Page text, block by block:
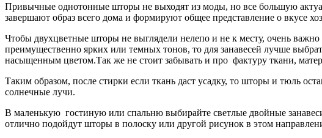
Привычные однотонные шторы не выходят из моды, но все большую
завершают образ всего дома и формируют общее представление о вкусе
Чтобы двухцветные шторы не выглядели нелепо и не к месту, очень
преимущественно ярких или темных тонов, то для занавесей лучше
насыщенным цветом.Так же не стоит забывать и про фактуру ткани,
Таким образом, после стирки если ткань даст усадку, то шторы и тюль
солнечные лучи.
В маленькую гостиную или спальню выбирайте светлые двойные
отлично подойдут шторы в полоску или другой рисунок в этом